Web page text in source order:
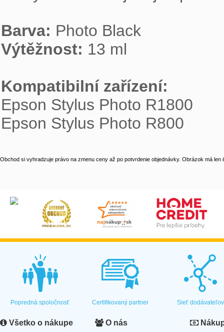
Barva:
Výtěžnost: 13 ml
Kompatibilní zařízení:
Epson Stylus Photo R1800
Epson Stylus Photo R800
Obchod si vyhradzuje právo na zmenu ceny až po potvrdenie objednávky. Obrázok má len
Popredná spoločnosť Certifikovaný partner Sieť dodávateľov
Všetko o nákupe O nás